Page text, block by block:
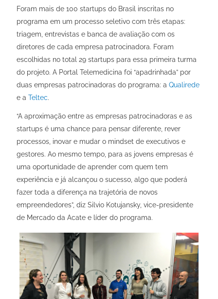
Foram mais de 100 startups do Brasil inscritas no
programa em um processo seletivo com três etapas:
triagem, entrevistas e banca de avaliação com os
diretores de cada empresa patrocinadora. Foram
escolhidas no total 29 startups para essa primeira turma
do projeto. A Portal Telemedicina foi “apadrinhada” por
duas empresas patrocinadoras do programa: a Qualirede
e a Teltec.
“A aproximação entre as empresas patrocinadoras e as
startups é uma chance para pensar diferente, rever
processos, inovar e mudar o mindset de executivos e
gestores. Ao mesmo tempo, para as jovens empresas é
uma oportunidade de aprender com quem tem
experiência e já alcançou o sucesso, algo que poderá
fazer toda a diferença na trajetória de novos
empreendedores”, diz Silvio Kotujansky, vice-presidente
de Mercado da Acate e líder do programa.